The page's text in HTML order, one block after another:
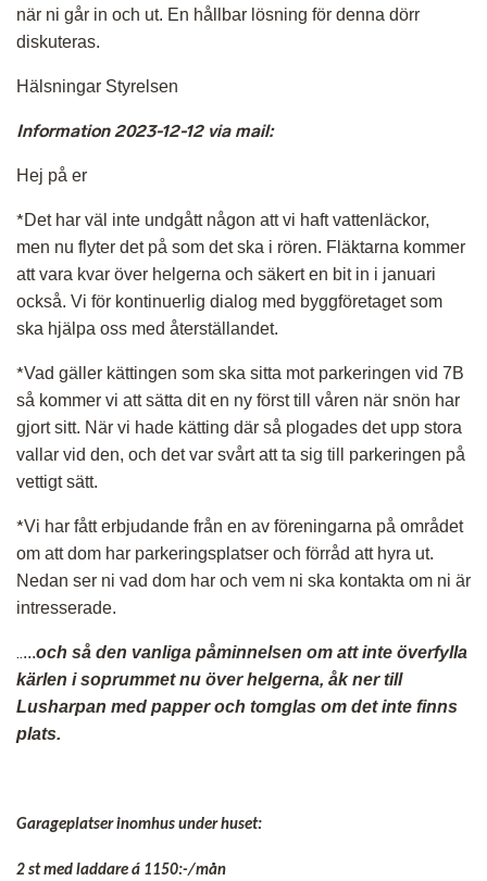
när ni går in och ut. En hållbar lösning för denna dörr
diskuteras.
Hälsningar Styrelsen
Information 2023-12-12 via mail:
Hej på er
*Det har väl inte undgått någon att vi haft vattenläckor,
men nu flyter det på som det ska i rören. Fläktarna kommer
att vara kvar över helgerna och säkert en bit in i januari
också. Vi för kontinuerlig dialog med byggföretaget som
ska hjälpa oss med återställandet.
*Vad gäller kättingen som ska sitta mot parkeringen vid 7B
så kommer vi att sätta dit en ny först till våren när snön har
gjort sitt. När vi hade kätting där så plogades det upp stora
vallar vid den, och det var svårt att ta sig till parkeringen på
vettigt sätt.
*Vi har fått erbjudande från en av föreningarna på området
om att dom har parkeringsplatser och förråd att hyra ut.
Nedan ser ni vad dom har och vem ni ska kontakta om ni är
intresserade.
.....och så den vanliga påminnelsen om att inte överfylla
kärlen i soprummet nu över helgerna, åk ner till
Lusharpan med papper och tomglas om det inte finns
plats.
Garageplatser inomhus under huset:
2 st med laddare á 1150:-/mån